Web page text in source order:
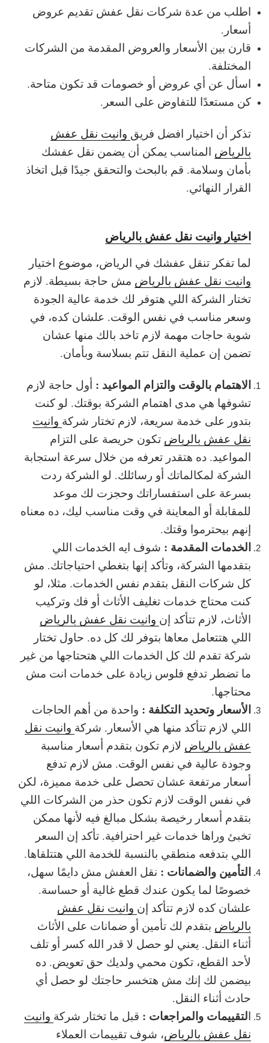
اطلب من عدة شركات نقل عفش تقديم عروض
أسعار.
قارن بين الأسعار والعروض المقدمة من الشركات
المختلفة.
اسأل عن أي عروض أو خصومات قد تكون متاحة.
كن مستعدًا للتفاوض على السعر.
تذكر أن اختيار افضل فريق وانيت نقل عفش
بالرياض المناسب يمكن أن يضمن نقل عفشك
بأمان وسلامة. قم بالبحث والتحقق جيدًا قبل اتخاذ
القرار النهائي.
اختيار وانيت نقل عفش بالرياض
لما تفكر تنقل عفشك في الرياض، موضوع اختيار
وانيت نقل عفش بالرياض مش حاجة بسيطة. لازم
تختار الشركة اللي هتوفر لك خدمة عالية الجودة
وسعر مناسب في نفس الوقت. علشان كده، في
شوية حاجات مهمة لازم تاخد بالك منها عشان
تضمن إن عملية النقل تتم بسلاسة وبأمان.
الاهتمام بالوقت والتزام المواعيد : أول حاجة لازم
تشوفها هي مدى اهتمام الشركة بوقتك. لو كنت
بتدور على خدمة سريعة، لازم تختار شركة وانيت
نقل عفش بالرياض تكون حريصة على التزام
المواعيد. ده هتقدر تعرفه من خلال سرعة استجابة
الشركة لمكالماتك أو رسائلك. لو الشركة ردت
بسرعة على استفساراتك وحجزت لك موعد
للمقابلة أو المعاينة في وقت مناسب ليك، ده معناه
إنهم بيحترموا وقتك.
الخدمات المقدمة : شوف ايه الخدمات اللي
بتقدمها الشركة، وتأكد إنها بتغطي احتياجاتك. مش
كل شركات النقل بتقدم نفس الخدمات. مثلا، لو
كنت محتاج خدمات تغليف الأثاث أو فك وتركيب
الأثاث، لازم تتأكد إن وانيت نقل عفش بالرياض
اللي هتتعامل معاها بتوفر لك كل ده. حاول تختار
شركة تقدم لك كل الخدمات اللي هتحتاجها من غير
ما تضطر تدفع فلوس زيادة على خدمات انت مش
محتاجها.
الأسعار وتحديد التكلفة : واحدة من أهم الحاجات
اللي لازم تتأكد منها هي الأسعار. شركة وانيت نقل
عفش بالرياض لازم تكون بتقدم أسعار مناسبة
وجودة عالية في نفس الوقت. مش لازم تدفع
أسعار مرتفعة عشان تحصل على خدمة مميزة، لكن
في نفس الوقت لازم تكون حذر من الشركات اللي
بتقدم أسعار رخيصة بشكل مبالغ فيه لأنها ممكن
تخبئ وراها خدمات غير احترافية. تأكد إن السعر
اللي بتدفعه منطقي بالنسبة للخدمة اللي هتتلقاها.
التأمين والضمانات : نقل العفش مش دايمًا سهل،
خصوصًا لما يكون عندك قطع غالية أو حساسة.
علشان كده لازم تتأكد إن وانيت نقل عفش
بالرياض بتقدم لك تأمين أو ضمانات على الأثاث
أثناء النقل. يعني لو حصل لا قدر الله كسر أو تلف
لأحد القطع، تكون محمي ولديك حق تعويض. ده
بيضمن لك إنك مش هتخسر حاجتك لو حصل أي
حادث أثناء النقل.
التقييمات والمراجعات : قبل ما تختار شركة وانيت
نقل عفش بالرياض، شوف تقييمات العملاء